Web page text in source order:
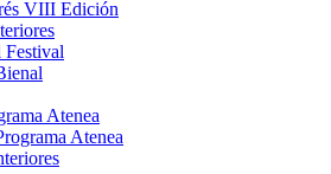
VIII Edición
Festival
Atenea
Atenea